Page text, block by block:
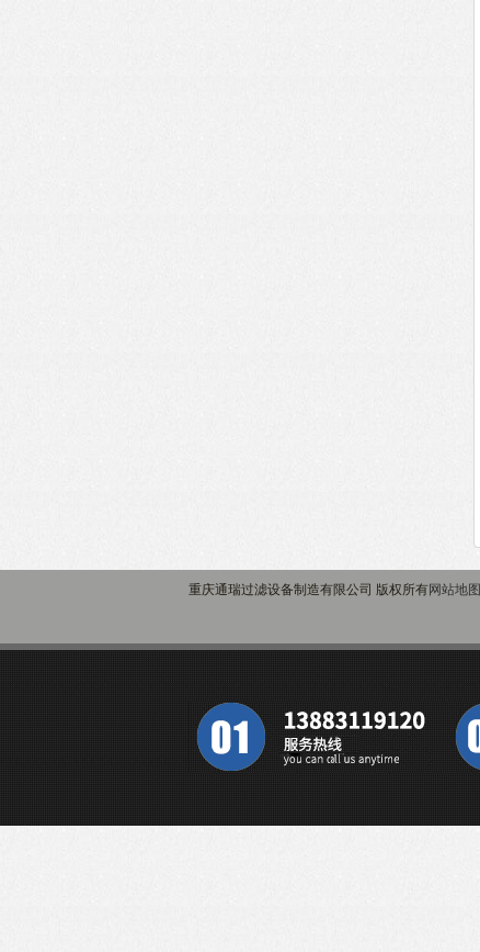
重庆通瑞过滤设备制造有限公司 版权所有网站地图